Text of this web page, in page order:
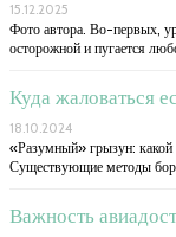
15.12.2025
Фото автора. Во-первых,
осторожной и пугается
Куда жаловаться
18.10.2024
«Разумный» грызун:
Существующие методы
Важность